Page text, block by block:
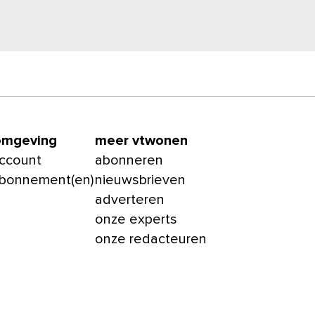
meer vtwonen
abonneren
nieuwsbrieven
adverteren
onze experts
onze redacteuren